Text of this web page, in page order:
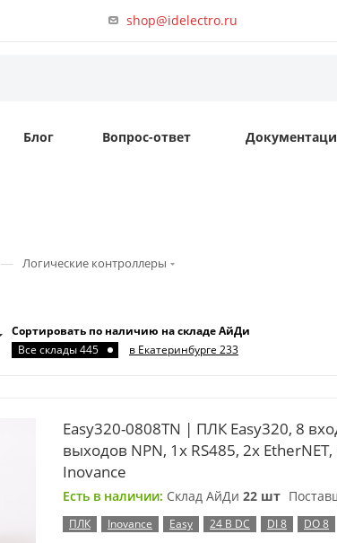
shop@idelectro.ru
Блог Вопрос-ответ
— Логические контроллеры
Сортировать по наличию на складе АйДи
Все склады 445
в Екатеринбурге 233
Easy320-0808TN | ПЛК Easy320, 8
выходов NPN, 1x RS485, 2x EtherNET,
Inovance
Есть в наличии: Склад АйДи 22 шт
ПЛК Inovance Easy 24 В DC DI 8 DO 8